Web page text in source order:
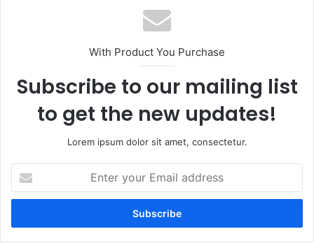
With Product You Purchase
Subscribe to our mailing list
to get the new updates!
Lorem ipsum dolor sit amet, consectetur.
your
Email